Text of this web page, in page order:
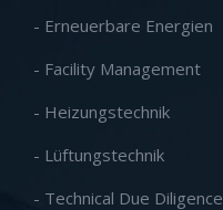
- Erneuerbare Energien
- Facility Management
- Heizungstechnik
- Lüftungstechnik
- Technical Due Diligence